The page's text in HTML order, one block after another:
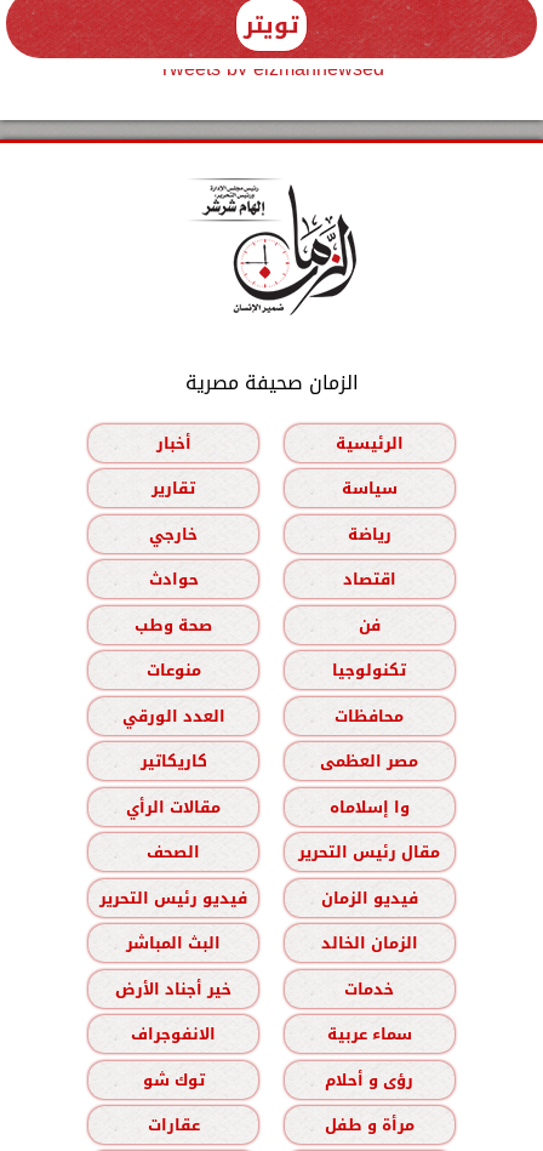
تويتر
Tweets by elzmannewseg
الزمان صحيفة مصرية
الرئيسية
أخبار
سياسة
تقارير
رياضة
خارجي
اقتصاد
حوادث
فن
صحة وطب
تكنولوجيا
منوعات
محافظات
العدد الورقي
مصر العظمى
كاريكاتير
وا إسلاماه
مقالات الرأي
مقال رئيس التحرير
الصحف
فيديو الزمان
فيديو رئيس التحرير
الزمان الخالد
البث المباشر
خدمات
خير أجناد الأرض
سماء عربية
الانفوجراف
رؤى و أحلام
توك شو
مرأة و طفل
عقارات